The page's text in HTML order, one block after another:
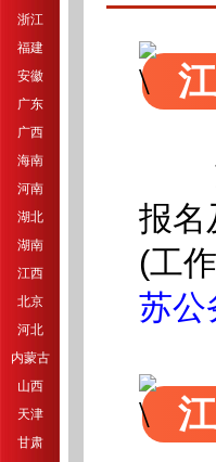
浙江
福建
安徽
广东
广西
海南
河南
湖北
湖南
江西
北京
河北
内蒙古
山西
天津
甘肃
报名
(工
苏公